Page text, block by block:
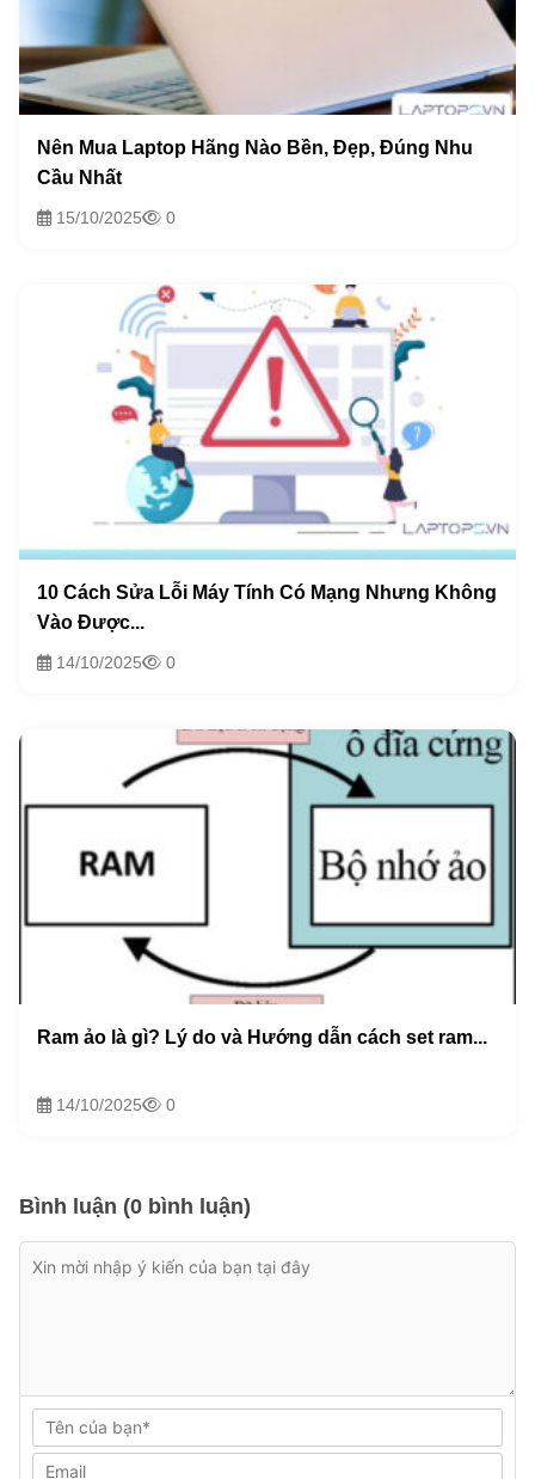
Nên Mua Laptop Hãng Nào Bền, Đẹp, Đúng Nhu
Cầu Nhất
15/10/2025 0
10 Cách Sửa Lỗi Máy Tính Có Mạng Nhưng Không
Vào Được...
14/10/2025 0
Ram ảo là gì? Lý do và Hướng dẫn cách set ram...
14/10/2025 0
Bình luận (0 bình luận)